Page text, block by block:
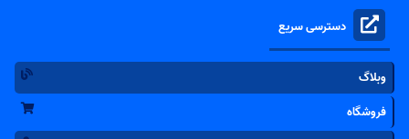
دسترسی سریع
وبلاگ
فروشگاه